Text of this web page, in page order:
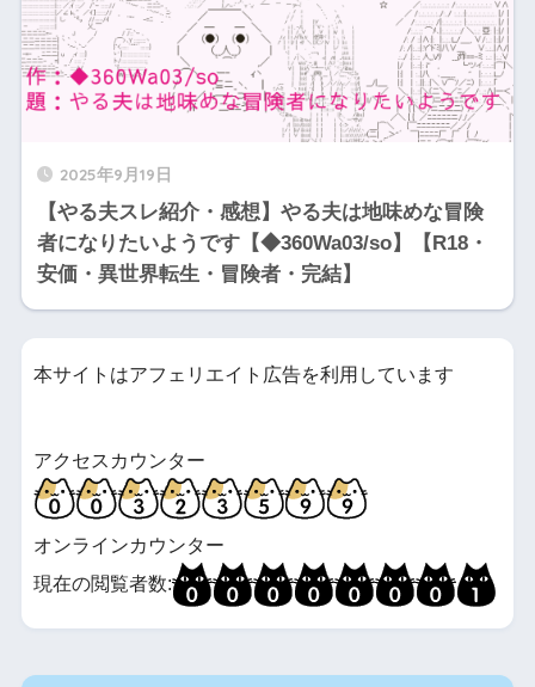
2025年9月19日
【やる夫スレ紹介・感想】やる夫は地味めな冒険
者になりたいようです【◆360Wa03/so】【R18・
安価・異世界転生・冒険者・完結】
本サイトはアフェリエイト広告を利用しています
アクセスカウンター
オンラインカウンター
現在の閲覧者数: